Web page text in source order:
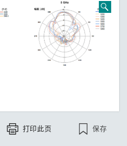
打印此页 保存